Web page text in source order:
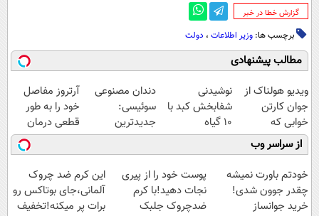
‌گزارش خطا در خبر
برچسب ها: وزیر اطلاعات ، دولت
مطالب پیشنهادی
ویدیو هولناک از
جوان کارتن
خوابی که
میلیاردر شد.
آموزش رایگان
نوشیدنی
شفابخش کبد با
10 گیاه
موثر(تخفیف تا
امشب)
دندان مصنوعی
سوئیسی:
جدیدترین
فناوری اروپا،
سبک و مقاوم |
پرداخت قسطی
آرتروز مفاصل
خود را به طور
قطعی درمان
کنید!
◗پرسش‌نامه◖
از سراسر وب
خودتم باورت نمیشه
چقدر جوون شدی!
خرید جوانساز
پوست خود را از پیری
نجات دهید!با کرم
ضدچروک جلبک
این کرم ضد چروک
آلمانی،جای بوتاکس رو
برات پر میکنه!تخفیف